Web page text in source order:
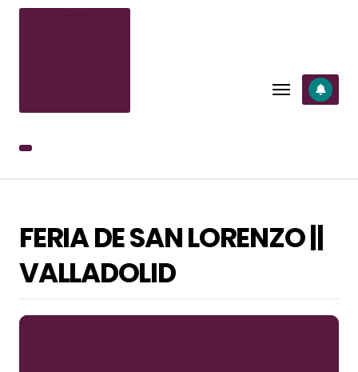
SALTAR
FERIA DE SAN LORENZO ||
VALLADOLID